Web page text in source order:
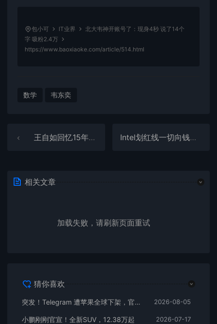
包小可 IT业界
北大韦神开账号了：现身4秒 说了14个
字 吸粉2.4万
https://www.baoxiaoke.com/article/514.html
数学 韦东奕
王自如回忆15年过往：更愿意去怀念刚刚创业的日子 Intel划红线一切向钱看：项目没50%毛利一概免谈！
相关文章
加载失败，请刷新页面重试
猜你喜欢
突发！Telegram 遭苹果全球下架，官方回应 2026-08-05
小鹏刚刚官宣！全新SUV，12.38万起 2026-07-17